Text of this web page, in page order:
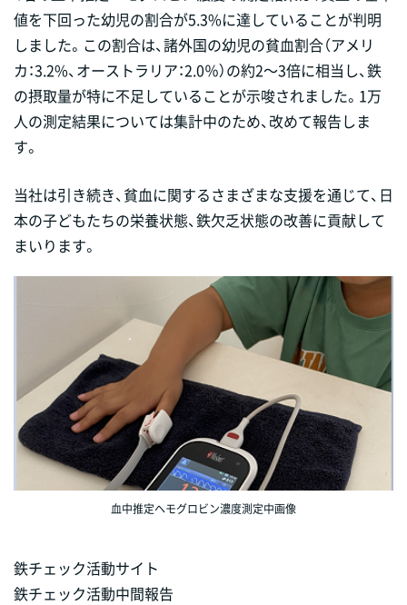
血中推定ヘモグロビン濃度測定中画像
値を下回った幼児の割合が5.3%に達していることが判明
しました。この割合は、諸外国の幼児の貧血割合（アメリ
カ：3.2%、オーストラリア：2.0％）の約2～3倍に相当し、鉄
の摂取量が特に不足していることが示唆されました。1万
人の測定結果については集計中のため、改めて報告しま
す。
当社は引き続き、貧血に関するさまざまな支援を通じて、日
本の子どもたちの栄養状態、鉄欠乏状態の改善に貢献して
まいります。
鉄チェック活動サイト
鉄チェック活動中間報告